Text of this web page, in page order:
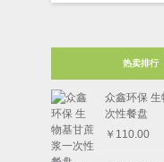
热卖排行
众鑫环保
次性餐盘
￥110.00